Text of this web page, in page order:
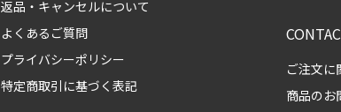
返品・キャンセルについて
よくあるご質問
プライバシーポリシー
特定商取引に基づく表記
ご注文に
商品のお